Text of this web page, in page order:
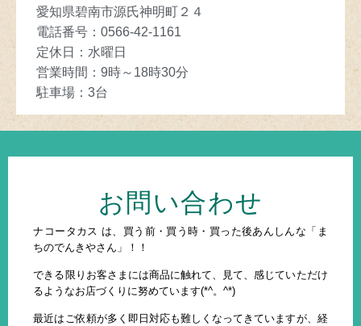
愛知県碧南市源氏神明町２４
電話番号： 0566-42-1161
定休日
： 水曜日
営業時間 ： 9時～ 18時30分
駐車場 ：3台
お問い合わせ
ナコータカス は、買う前・買う時・買った後あんしんな「ま
ちのでんきやさん」！！
できる限りお客さまには商品に触れて、見て、感じていただけ
るようなお店づくりに努めています(*^。^*)
最近はご依頼が多く即日対応も難しくなってきていますが、経